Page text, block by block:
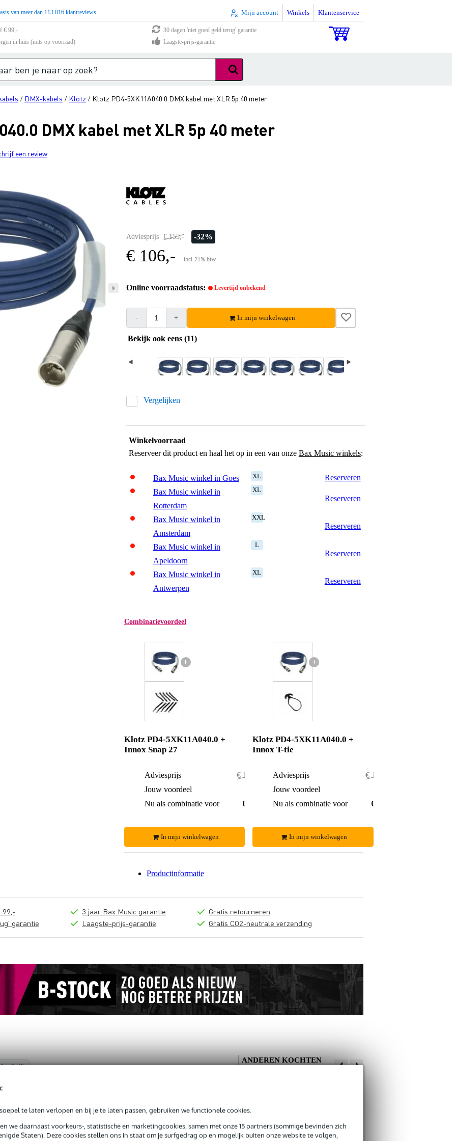
te laten verlopen en bij je te laten passen, gebruiken we functionele cookies.
we daarnaast voorkeurs-, statistische en marketingcookies, samen met onze 15 partners (sommige bevinden zich
Staten). Deze cookies stellen ons in staat om je surfgedrag op en mogelijk buiten onze website te volgen,
van meer dan 113.816 klantreviews Mijn account Winkels Klantenservice
€ 99,-
30 dagen 'niet goed geld terug' garantie
in huis (mits op voorraad)
Laagste-prijs-garantie
/ DMX-kabels / Klotz / Klotz PD4-5XK11A040.0 DMX kabel met XLR 5p 40 meter
DMX kabel met XLR 5p 40 meter
een review
Adviesprijs € 155,- -32%
€ 106,- incl. 21% btw
Online voorraadstatus: Levertijd onbekend
- + In mijn winkelwagen
Bekijk ook eens (11)
Vergelijken
Winkelvoorraad
Reserveer dit product en haal het op in een van onze Bax Music winkels:
Bax Music winkel in Goes XL
Reserveren
Bax Music winkel in
Rotterdam
XL
Reserveren
Bax Music winkel in
Amsterdam
XXL
Reserveren
Bax Music winkel in
Apeldoorn
L
Reserveren
Bax Music winkel in
Antwerpen
XL
Reserveren
Combinatievoordeel
+
Klotz PD4-5XK11A040.0 +
Innox Snap 27
Adviesprijs
€ 111,50
Jouw voordeel
Nu als combinatie voor
€ 110,-
In mijn winkelwagen
+
Klotz PD4-5XK11A040.0 +
Innox T-tie
Adviesprijs
€ 113,50
Jouw voordeel
Nu als combinatie voor
€ 112,-
In mijn winkelwagen
Productinformatie
99,-
garantie
3 jaar Bax Music garantie
Laagste-prijs-garantie
Gratis retourneren
Gratis CO2-neutrale verzending
(1)
XLR 5p 40 meter
levenslange garantie op fabrieksfouten.
Je naam
Er zijn nog geen reviews voor dit product.
ANDEREN KOCHTEN
Devine MIC100/R